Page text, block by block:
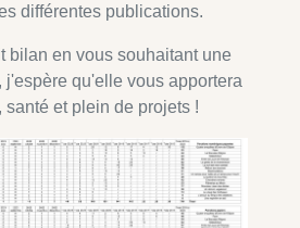
différentes publications.
bilan en vous souhaitant une
qu'elle vous apportera
santé et plein de projets !